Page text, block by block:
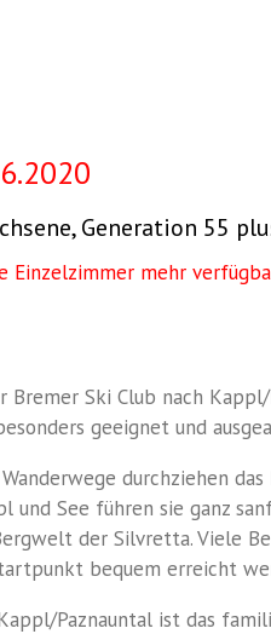
Generation 55
Einzelzimmer mehr
Ski Club nach
geeignet und
durchziehen
und See führen sie ganz
der Silvretta. Viele
bequem erreicht
Paznauntal ist das